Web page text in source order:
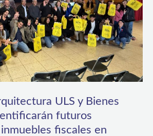
ULS y Bienes
futuros
fiscales en